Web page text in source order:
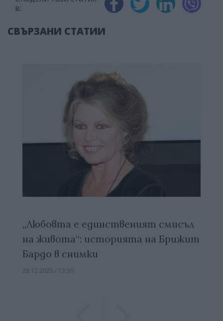
в:
СВЪРЗАНИ СТАТИИ
„Любовта е единственият смисъл
на живота“: историята на Брижит
Бардо в снимки
28.12.2025 / 13:30